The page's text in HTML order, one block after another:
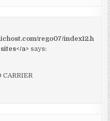
rego07/index12.h
a> says: